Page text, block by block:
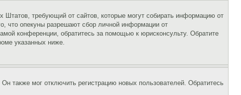
Штатов, требующий от сайтов, которые могут собирать информацию от
что опекуны разрешают сбор личной информации от
конференции, обратитесь за помощью к юрисконсульту. Обратите
указанных ниже.
также мог отключить регистрацию новых пользователей. Обратитесь